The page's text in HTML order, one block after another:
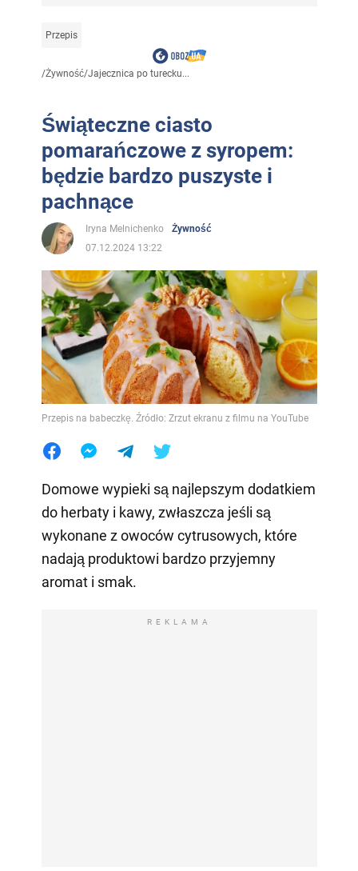
Przepis
/Żywność/Jajecznica po turecku...
Świąteczne ciasto
pomarańczowe z syropem:
będzie bardzo puszyste i
pachnące
Iryna Melnichenko
Żywność
07.12.2024 13:22
Przepis na babeczkę. Źródło: Zrzut ekranu z filmu na YouTube
Domowe wypieki są najlepszym dodatkiem
do herbaty i kawy, zwłaszcza jeśli są
wykonane z owoców cytrusowych, które
nadają produktowi bardzo przyjemny
aromat i smak.
REKLAMA